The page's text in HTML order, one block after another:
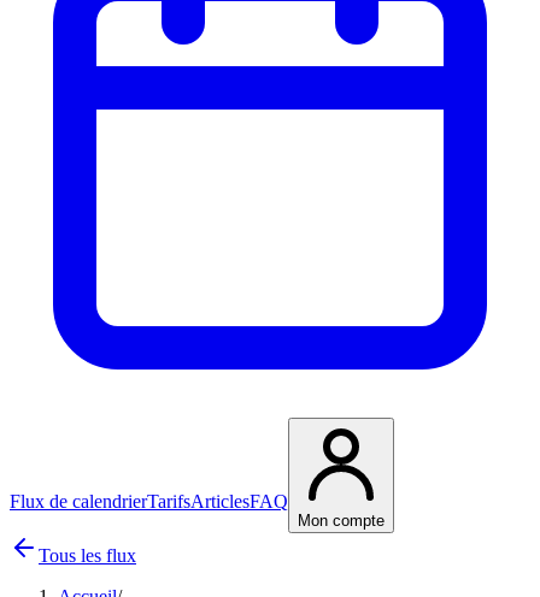
Flux de calendrierTarifsArticlesFAQ
Mon compte
Tous les flux